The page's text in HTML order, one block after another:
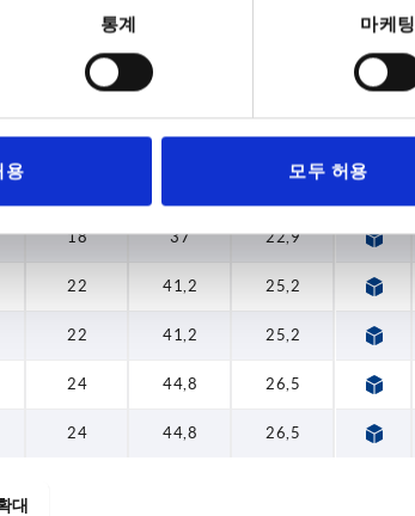
통계 마케팅
용 모두 허용
CAD
18 37 22,9
22 41,2 25,2
22 41,2 25,2
24 44,8 26,5
24 44,8 26,5
대